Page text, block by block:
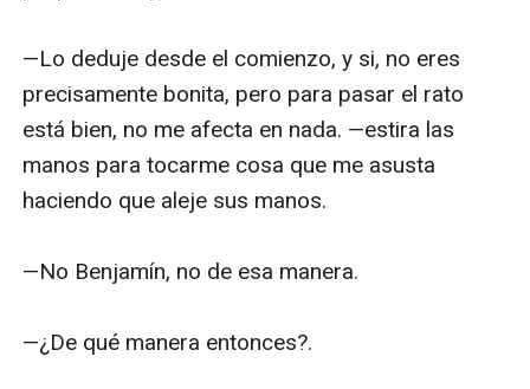
—Lo deduje desde el comienzo, y si, no eres
precisamente bonita, pero para pasar el rato
está bien, no me afecta en nada. —estira las
manos para tocarme cosa que me asusta
haciendo que aleje sus manos.
—No Benjamín, no de esa manera.
—¿De qué manera entonces?.